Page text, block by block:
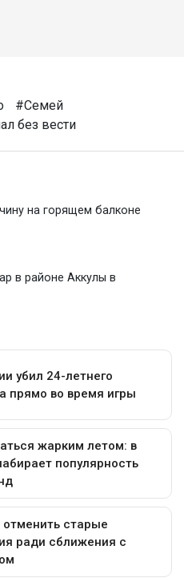
#Семей
без вести
на горящем балконе
в районе Аккулы в